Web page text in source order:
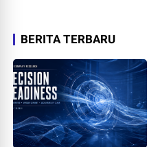
BERITA TERBARU